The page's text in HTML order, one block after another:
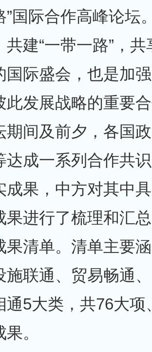
”国际合作高峰论坛
共建“一带一路”，
国际盛会，也是加
此发展战略的重要
期间及前夕，各国
达成一系列合作共
成果，中方对其中
果进行了梳理和汇
果清单。清单主要
施联通、贸易畅通
通5大类，共76大项
。